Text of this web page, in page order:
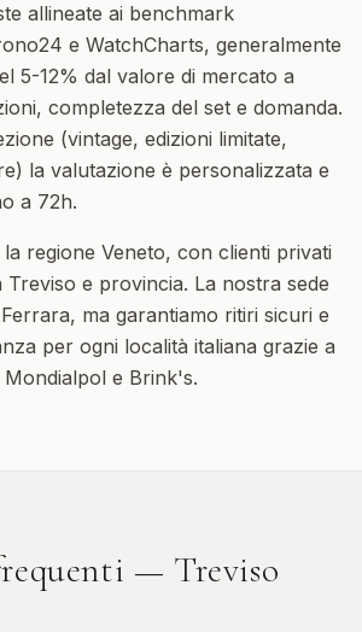
allineate ai benchmark
e WatchCharts, generalmente
5-12% dal valore di mercato a
completezza del set e domanda.
(vintage, edizioni limitate,
la valutazione è personalizzata e
a 72h.
regione Veneto, con clienti privati
Treviso e provincia. La nostra sede
ma garantiamo ritiri sicuri e
per ogni località italiana grazie a
e Brink's.
— Treviso